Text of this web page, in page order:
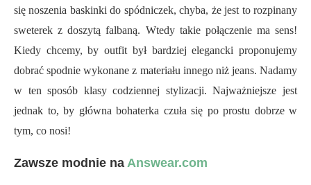
się noszenia baskinki do spódniczek, chyba, że jest to rozpinany
sweterek z doszytą falbaną. Wtedy takie połączenie ma sens!
Kiedy chcemy, by outfit był bardziej elegancki proponujemy
dobrać spodnie wykonane z materiału innego niż jeans. Nadamy
w ten sposób klasy codziennej stylizacji. Najważniejsze jest
jednak to, by główna bohaterka czuła się po prostu dobrze w
tym, co nosi!
Zawsze modnie na Answear.com